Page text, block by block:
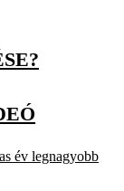
év legnagyobb